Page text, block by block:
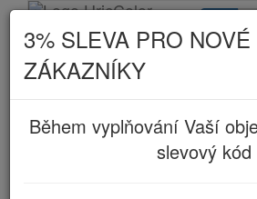
STORCH
3% SLEVA PRO NOVÉ
ZÁKAZNÍKY
Během vyplňování Vaší
slevový kód